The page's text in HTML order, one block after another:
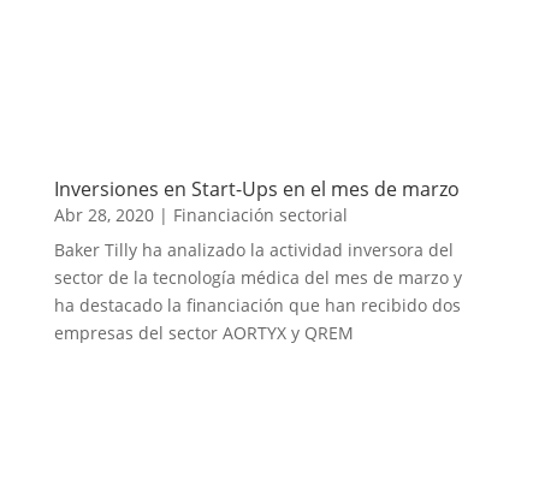
Inversiones en Start-Ups en el mes de marzo
Abr 28, 2020| Financiación sectorial
Baker Tilly ha analizado la actividad inversora del
sector de la tecnología médica del mes de marzo y
ha destacado la financiación que han recibido dos
empresas del sector AORTYX y QREM